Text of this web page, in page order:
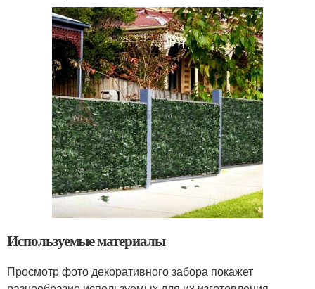
Используемые материалы
Просмотр фото декоративного забора покажет